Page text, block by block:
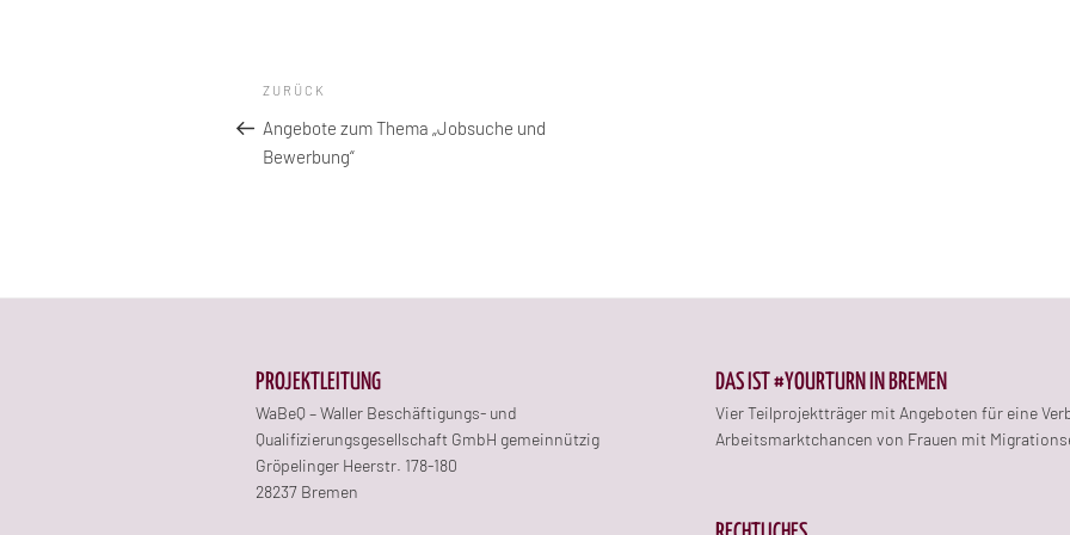
Beitragsnavigation
Vorheriger
Beitrag
ZURÜCK
Angebote zum Thema „Jobsuche und
Bewerbung“
PROJEKTLEITUNG
WaBeQ – Waller Beschäftigungs- und
Qualifizierungsgesellschaft GmbH gemeinnützig
Gröpelinger Heerstr. 178-180
28237 Bremen
DAS IST #YOURTURN IN BREMEN
Vier Teilprojektträger mit Angeboten für eine
Arbeitsmarktchancen von Frauen mit